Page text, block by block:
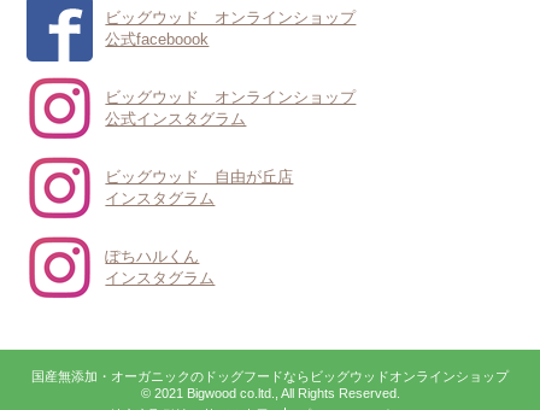
ビッグウッド オンラインショップ
公式faceboook
ビッグウッド オンラインショップ
公式インスタグラム
ビッグウッド 自由が丘店
インスタグラム
ぽちハルくん
インスタグラム
国産無添加・オーガニックのドッグフードならビッグウッドオンラインショップ
© 2021 Bigwood co.ltd., All Rights Reserved.